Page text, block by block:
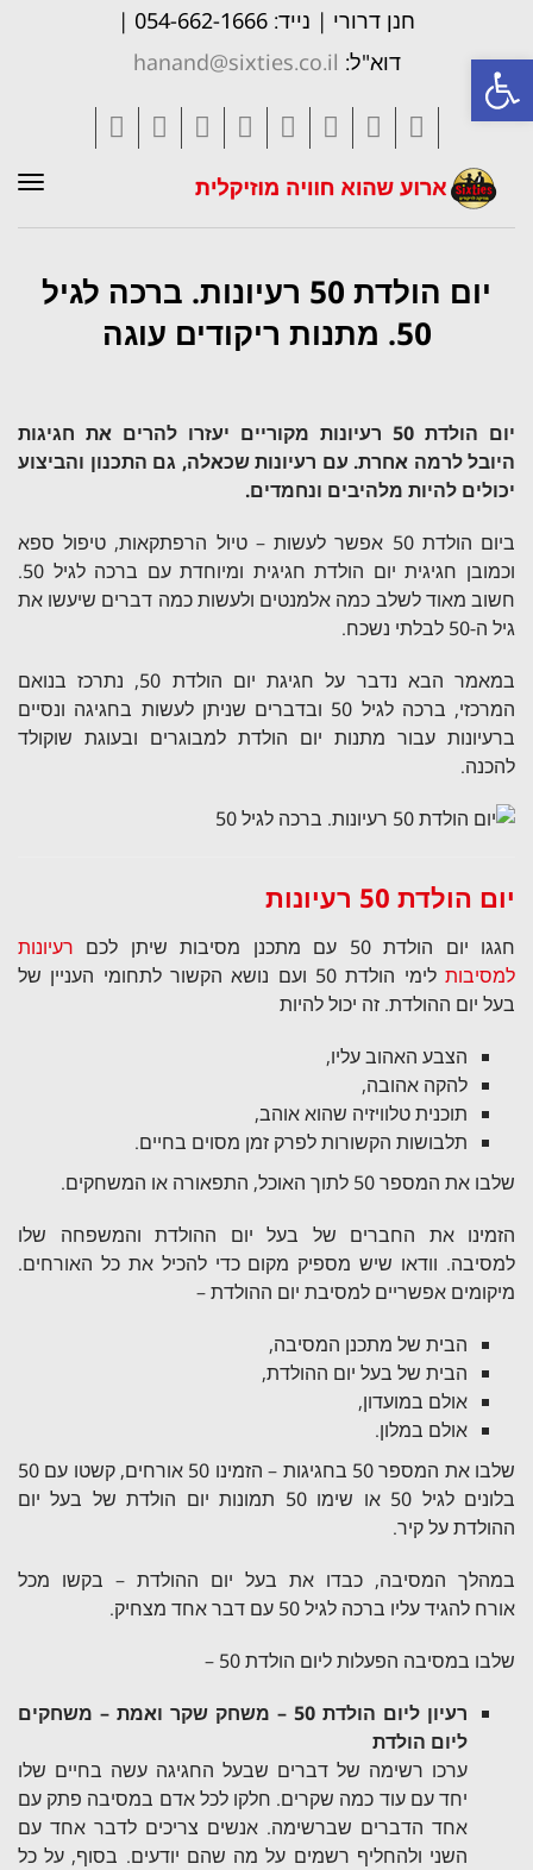
פתח סרגל נגישות
חנן דרורי | נייד: 054-662-1666 |
דוא"ל: hanand@sixties.co.il
Facebook
Twitter
Google+
YouTube
LinkedIn
Pinterest
Vimeo
Tumblr
יום הולדת 50 רעיונות. ברכה לגיל
50. מתנות ריקודים עוגה
יום הולדת 50 רעיונות מקוריים יעזרו להרים את חגיגות
היובל לרמה אחרת. עם רעיונות שכאלה, גם התכנון והביצוע
יכולים להיות מלהיבים ונחמדים.
ביום הולדת 50 אפשר לעשות – טיול הרפתקאות, טיפול ספא
וכמובן חגיגית יום הולדת חגיגית ומיוחדת עם ברכה לגיל 50.
חשוב מאוד לשלב כמה אלמנטים ולעשות כמה דברים שיעשו את
גיל ה-50 לבלתי נשכח.
במאמר הבא נדבר על חגיגת יום הולדת 50, נתרכז בנואם
המרכזי, ברכה לגיל 50 ובדברים שניתן לעשות בחגיגה ונסיים
ברעיונות עבור מתנות יום הולדת למבוגרים ובעוגת שוקולד
להכנה.
יום הולדת 50 רעיונות
חגגו יום הולדת 50 עם מתכנן מסיבות שיתן לכם
רעיונות
למסיבותלימי הולדת 50
ועם נושא הקשור לתחומי העניין של
בעל יום ההולדת. זה יכול להיות
הצבע האהוב עליו,
להקה אהובה,
תוכנית טלוויזיה שהוא אוהב,
תלבושות הקשורות לפרק זמן מסוים בחיים.
שלבו את המספר 50 לתוך האוכל, התפאורה או המשחקים.
הזמינו את החברים של בעל יום ההולדת והמשפחה שלו
למסיבה. וודאו שיש מספיק מקום כדי להכיל את כל האורחים.
מיקומים אפשריים למסיבת יום ההולדת –
הבית של מתכנן המסיבה,
הבית של בעל יום ההולדת,
אולם במועדון,
אולם במלון.
שלבו את המספר 50 בחגיגות – הזמינו 50 אורחים, קשטו עם 50
בלונים לגיל 50 או שימו 50 תמונות יום הולדת של בעל יום
ההולדת על קיר.
במהלך המסיבה, כבדו את בעל יום ההולדת – בקשו מכל
אורח להגיד עליו ברכה לגיל 50 עם דבר אחד מצחיק.
שלבו במסיבה הפעלות ליום הולדת 50 –
רעיון ליום הולדת 50 – משחק שקר ואמת – משחקים
ליום הולדת
ערכו רשימה של דברים שבעל החגיגה עשה בחיים שלו
יחד עם עוד כמה שקרים. חלקו לכל אדם במסיבה פתק עם
אחד הדברים שברשימה. אנשים צריכים לדבר אחד עם
השני ולהחליף רשמים על מה שהם יודעים. בסוף, על כל